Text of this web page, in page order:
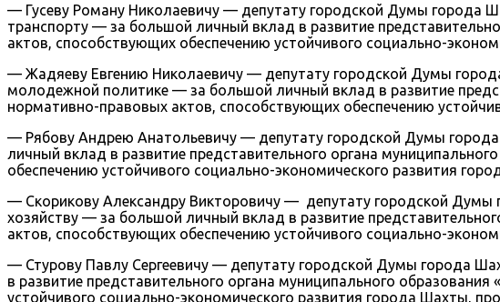
— Гусеву Роману Николаевичу — депутату городской Думы города
транспорту — за большой личный вклад в развитие
актов, способствующих обеспечению устойчивого социально-
— Жадяеву Евгению Николаевичу — депутату городской Думы
молодежной политике — за большой личный вклад в развитие
нормативно-правовых актов, способствующих обеспечению
— Рябову Андрею Анатольевичу — депутату городской Думы
личный вклад в развитие представительного органа
обеспечению устойчивого социально-экономического развития
— Скорикову Александру Викторовичу — депутату городской
хозяйству — за большой личный вклад в развитие
актов, способствующих обеспечению устойчивого социально-
— Стурову Павлу Сергеевичу — депутату городской Думы города
в развитие представительного органа муниципального
устойчивого социально-экономического развития города Шахты,